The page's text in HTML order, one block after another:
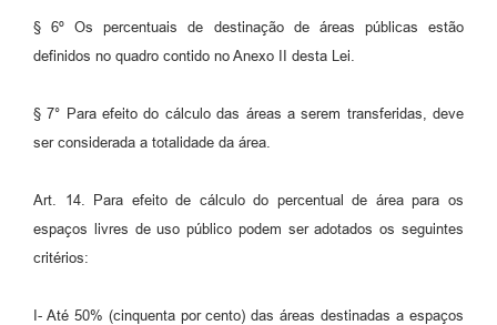
§ 6º Os percentuais de destinação de áreas públicas estão
definidos no quadro contido no Anexo II desta Lei.
§ 7° Para efeito do cálculo das áreas a serem transferidas, deve
ser considerada a totalidade da área.
Art. 14. Para efeito de cálculo do percentual de área para os
espaços livres de uso público podem ser adotados os seguintes
critérios:
I- Até 50% (cinquenta por cento) das áreas destinadas a espaços